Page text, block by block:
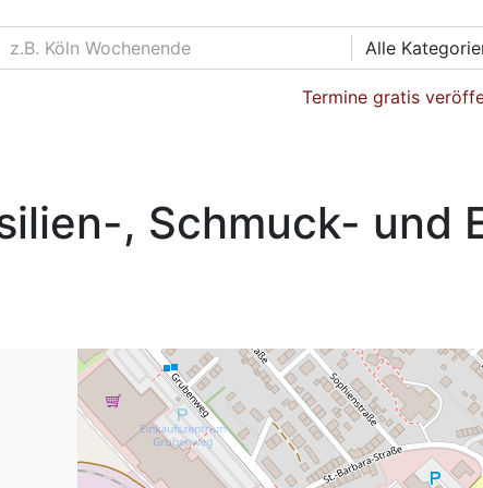
Alle
Termine gratis
, Schmuck- und